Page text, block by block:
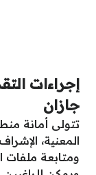
إجراءات
جازان
تتولى أمانة
المعنية،
ومتابعة ملفات